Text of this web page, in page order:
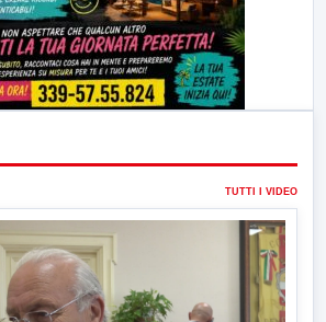
TUTTI I VIDEO